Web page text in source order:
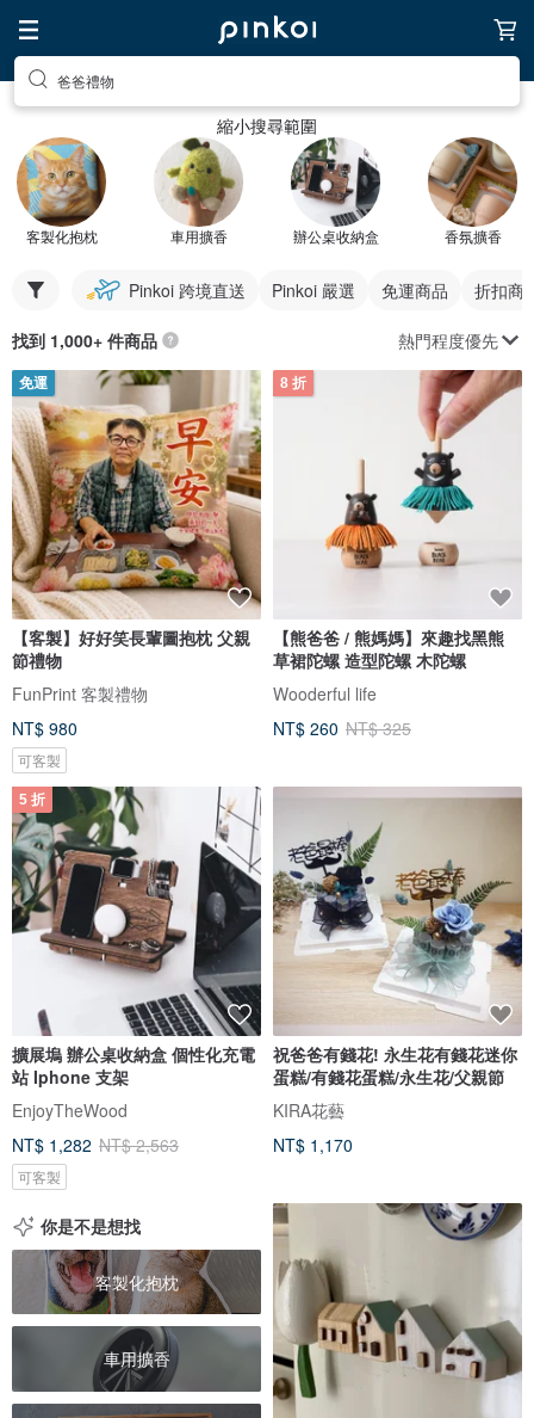
爸爸禮物
縮小搜尋範圍
客製化抱枕 車用擴香 辦公桌收納盒 香氛擴香
Pinkoi 跨境直送 Pinkoi 嚴選 免運商品 折扣商
找到 1,000+ 件商品 熱門程度優先
免運
【客製】好好笑長輩圖抱枕 父親
節禮物
FunPrint 客製禮物
NT$ 980
可客製
8 折
【熊爸爸 / 熊媽媽】來趣找黑熊
草裙陀螺 造型陀螺 木陀螺
Wooderful life
NT$ 260 NT$ 325
5 折
擴展塢 辦公桌收納盒 個性化充電
站 Iphone 支架
EnjoyTheWood
NT$ 1,282 NT$ 2,563
可客製
祝爸爸有錢花! 永生花有錢花迷你
蛋糕/有錢花蛋糕/永生花/父親節
KIRA花藝
NT$ 1,170
你是不是想找
客製化抱枕
車用擴香